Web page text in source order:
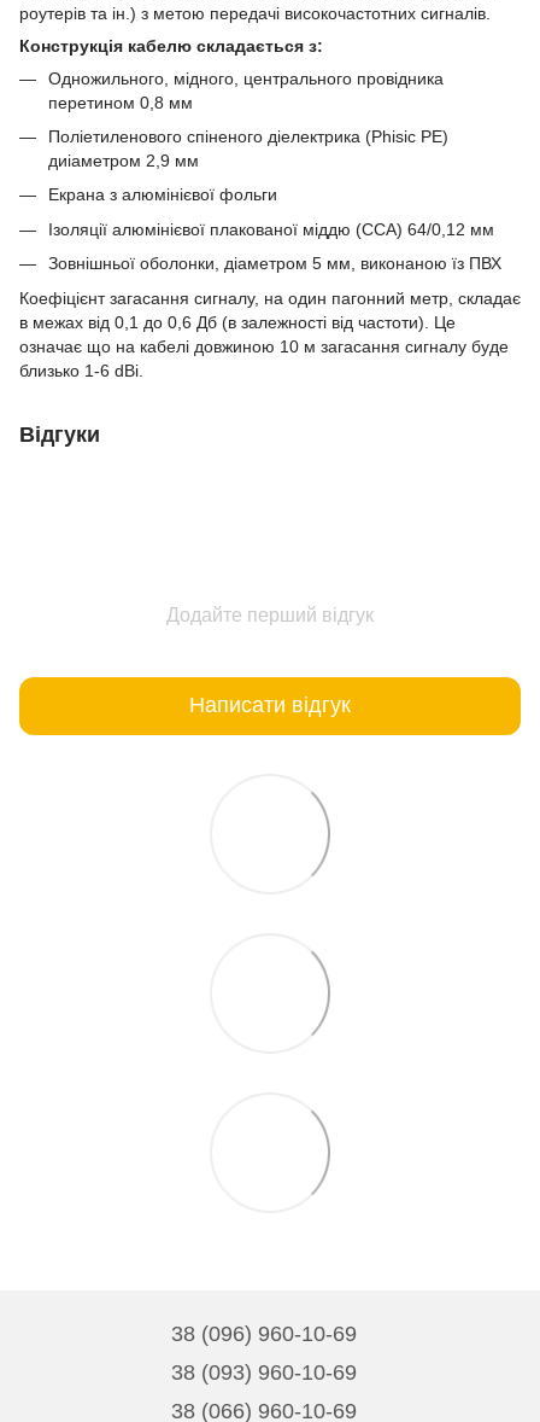
роутерів та ін.) з метою передачі високочастотних сигналів.
Конструкція кабелю складається з:
Одножильного, мідного, центрального провідника
перетином 0,8 мм
Поліетиленового спіненого діелектрика (Phisic РЕ)
диіаметром 2,9 мм
Екрана з алюмінієвої фольги
Ізоляції алюмінієвої плакованої міддю (CCA) 64/0,12 мм
Зовнішньої оболонки, діаметром 5 мм, виконаною їз ПВХ
Коефіцієнт загасання сигналу, на один пагонний метр, складає
в межах від 0,1 до 0,6 Дб (в залежності від частоти). Це
означає що на кабелі довжиною 10 м загасання сигналу буде
близько 1-6 dBi.
Відгуки
Додайте перший відгук
Написати відгук
38 (096) 960-10-69
38 (093) 960-10-69
38 (066) 960-10-69